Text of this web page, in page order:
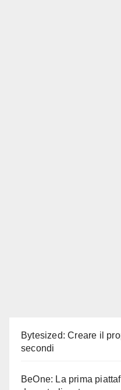
Bytesized: Creare il
secondi
BeOne: La prima